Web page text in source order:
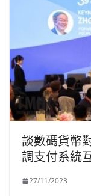
談數碼貨幣
調支付系統
27/11/2023